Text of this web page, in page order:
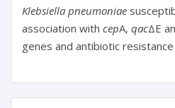
Klebsiella pneumoniae
association with cepA, qacΔE
genes and antibiotic resistance